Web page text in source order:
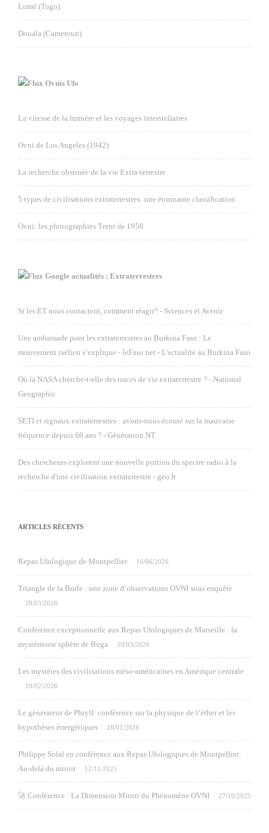
Lomé (Togo)
Douala (Cameroun)
Ovnis Ufo
La vitesse de la lumière et les voyages interstellaires
Ovni de Los Angeles (1942)
La recherche obstinée de la vie Extra-terrestre
5 types de civilisations extraterrestres: une étonnante classification
Ovni: les photographies Trent de 1950
Google actualités : Extraterrestres
Si les ET nous contactent, comment réagir? - Sciences et Avenir
Une ambassade pour les extraterrestres au Burkina Faso : Le
mouvement raëlien s’explique - leFaso.net - L'actualité au Burkina Faso
Où la NASA cherche-t-elle des traces de vie extraterrestre ? - National
Geographic
SETI et signaux extraterrestres : avons-nous écouté sur la mauvaise
fréquence depuis 60 ans ? - Génération NT
Des chercheurs explorent une nouvelle portion du spectre radio à la
recherche d'une civilisation extraterrestre - geo.fr
ARTICLES RÉCENTS
Repas Ufologique de Montpellier 16/06/2026
Triangle de la Burle : une zone d’observations OVNI sous enquête
28/03/2026
Conférence exceptionnelle aux Repas Ufologiques de Marseille : la
mystérieuse sphère de Buga
19/03/2026
Les mystères des civilisations méso-américaines en Amérique centrale
10/02/2026
Le générateur de Phryll: conférence sur la physique de l’éther et les
hypothèses énergétiques
28/01/2026
Philippe Solal en conférence aux Repas Ufologiques de Montpellier:
Au-delà du miroir
12/11/2025
🚀 Conférence : La Dimension Miroir du Phénomène OVNI 27/10/2025